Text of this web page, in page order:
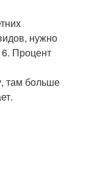
нужно
Процент
там больше